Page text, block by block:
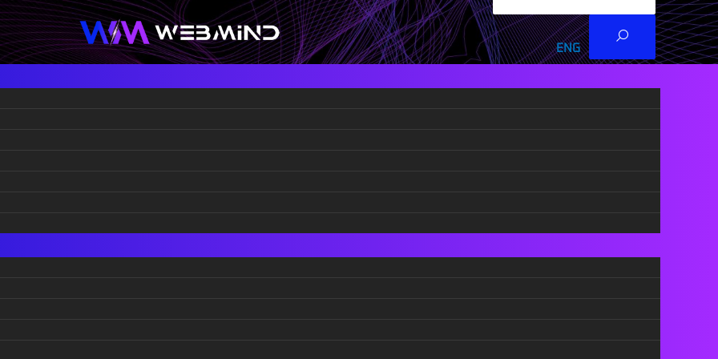
ENG
и каде ги има на
крипто банкомат, во Србија 3, во
на Балканот бројот е поголем особено